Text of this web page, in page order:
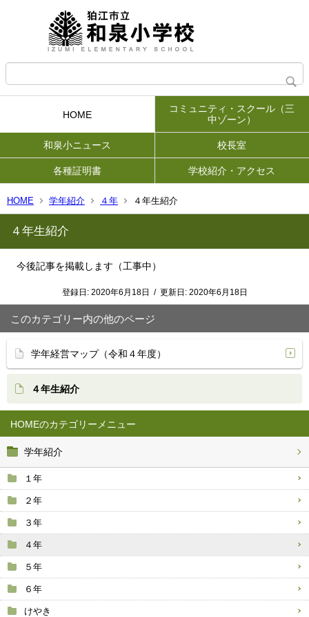
HOME
コミュニティ・スクール（三
中ゾーン）
和泉小ニュース 校長室
各種証明書 学校紹介・アクセス
HOME 学年紹介 ４年 ４年生紹介
HOME
学年紹介
１年
２年
３年
４年
５年
６年
けやき
４年生紹介
今後記事を掲載します（工事中）
登録日: 2020年6月18日 / 更新日: 2020年6月18日
このカテゴリー内の他のページ
学年経営マップ（令和４年度）
４年生紹介